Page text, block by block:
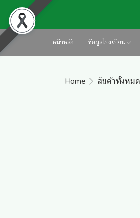
หน้าหลัก ข้อมูลโรงเรียน
Home สินค้าทั้งหมด